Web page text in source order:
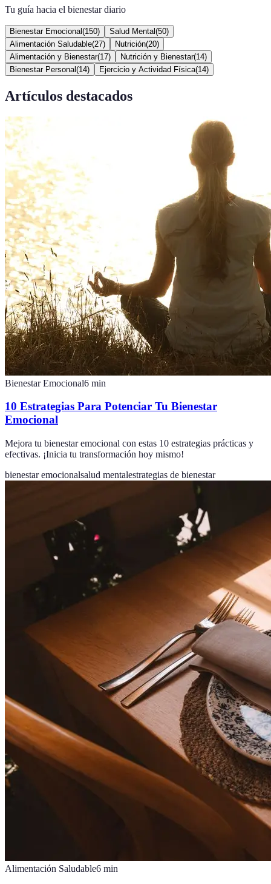
Tu guía hacia el bienestar diario
Bienestar Emocional (150) Salud Mental (50)
Alimentación Saludable(27) Nutrición(20)
Alimentación y Bienestar(17) Nutrición y Bienestar(14)
Bienestar Personal (14) Ejercicio y Actividad Física(14)
Artículos destacados
Bienestar Emocional6 min
10 Estrategias Para Potenciar Tu Bienestar
Emocional
Mejora tu bienestar emocional con estas 10 estrategias prácticas y
efectivas. ¡Inicia tu transformación hoy mismo!
bienestar emocionalsalud mentalestrategias de bienestar
Alimentación Saludable6 min